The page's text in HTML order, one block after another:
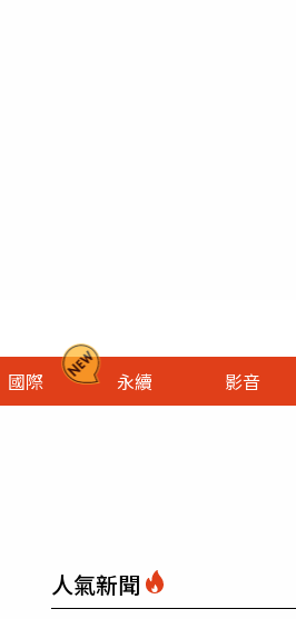
國際 永續 影音
人氣新聞